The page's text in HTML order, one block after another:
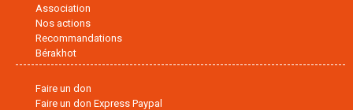
Association
Nos actions
Recommandations
Bérakhot
Faire un don
Faire un don Express Paypal